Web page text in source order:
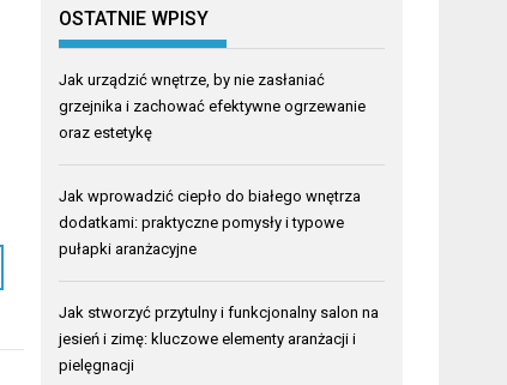
OSTATNIE WPISY
Jak urządzić wnętrze, by nie zasłaniać
grzejnika i zachować efektywne ogrzewanie
oraz estetykę
Jak wprowadzić ciepło do białego wnętrza
dodatkami: praktyczne pomysły i typowe
pułapki aranżacyjne
Jak stworzyć przytulny i funkcjonalny salon na
jesień i zimę: kluczowe elementy aranżacji i
pielęgnacji